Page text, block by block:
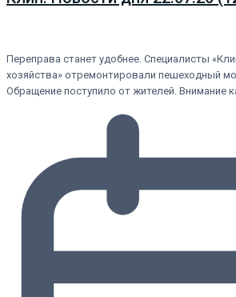
Переправа станет удобнее. Специалисты
хозяйства» отремонтировали пешеходный
Обращение поступило от жителей. Внимание